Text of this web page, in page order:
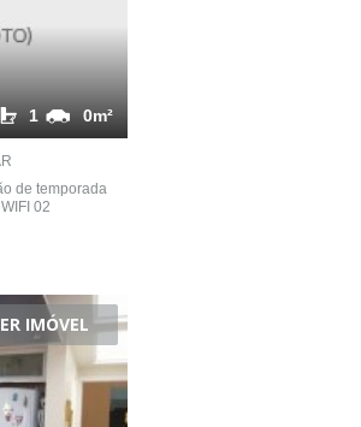
0m²
1
de temporada
02
IMÓVEL